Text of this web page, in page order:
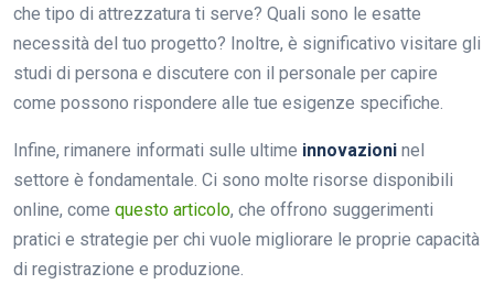
che tipo di attrezzatura ti serve? Quali sono le esatte
necessità del tuo progetto? Inoltre, è significativo visitare gli
studi di persona e discutere con il personale per capire
come possono rispondere alle tue esigenze specifiche.
Infine, rimanere informati sulle ultime innovazioni nel
settore è fondamentale. Ci sono molte risorse disponibili
online, come questo articolo, che offrono suggerimenti
pratici e strategie per chi vuole migliorare le proprie capacità
di registrazione e produzione.